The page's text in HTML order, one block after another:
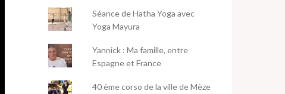
Séance de Hatha Yoga avec
Yoga Mayura
Yannick : Ma famille, entre
Espagne et France
40 ème corso de la ville de Mèze